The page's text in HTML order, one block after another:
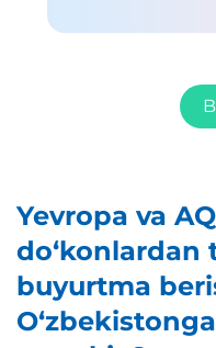
Yevropa va
do‘konlardan
buyurtma